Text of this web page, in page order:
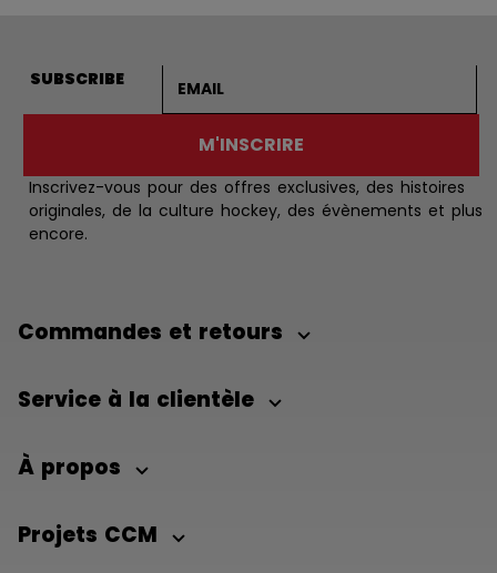
SUBSCRIBE
M'INSCRIRE
Inscrivez-vous pour des offres exclusives, des histoires
originales, de la culture hockey, des évènements et plus
encore.
Commandes et retours
Service à la clientèle
À propos
Projets CCM